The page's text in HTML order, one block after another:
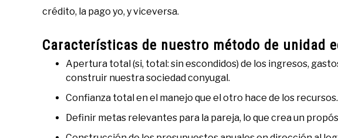
crédito, la pago yo, y viceversa.
Características de nuestro método de unidad
Apertura total (si, total: sin escondidos) de los ingresos,
construir nuestra sociedad conyugal.
Confianza total en el manejo que el otro hace de los recursos.
Definir metas relevantes para la pareja, lo que crea un